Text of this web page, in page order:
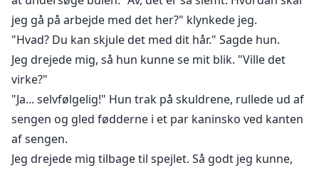
jeg gå på arbejde med det her?" klynkede jeg.
"Hvad? Du kan skjule det med dit hår." Sagde hun.
Jeg drejede mig, så hun kunne se mit blik. "Ville det
virke?"
"Ja... selvfølgelig!" Hun trak på skuldrene, rullede ud af
sengen og gled fødderne i et par kaninsko ved kanten
af sengen.
Jeg drejede mig tilbage til spejlet. Så godt jeg kunne,